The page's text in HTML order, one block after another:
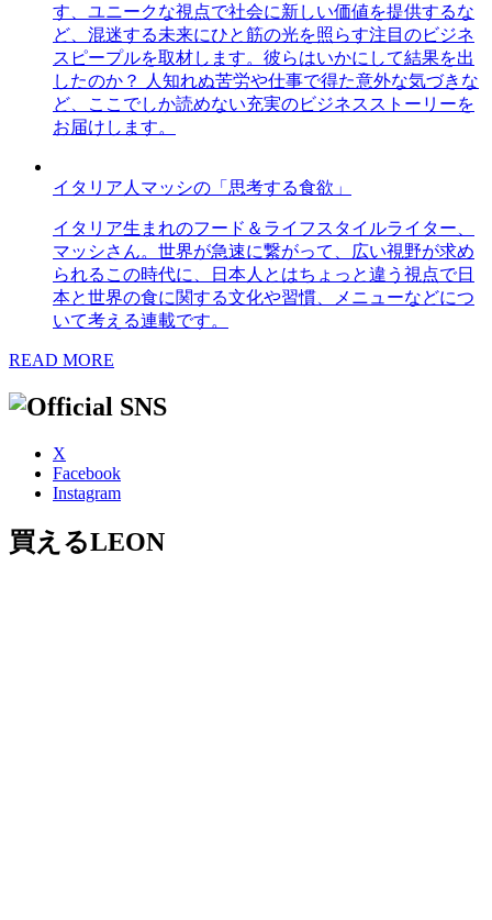
す、ユニークな視点で社会に新しい価値を提供するな
ど、混迷する未来にひと筋の光を照らす注目のビジネ
スピープルを取材します。彼らはいかにして結果を出
したのか？ 人知れぬ苦労や仕事で得た意外な気づきな
ど、ここでしか読めない充実のビジネスストーリーを
お届けします。
イタリア人マッシの「思考する食欲」
イタリア生まれのフード＆ライフスタイルライター、
マッシさん。世界が急速に繋がって、広い視野が求め
られるこの時代に、日本人とはちょっと違う視点で日
本と世界の食に関する文化や習慣、メニューなどにつ
いて考える連載です。
READ MORE
X
Facebook
Instagram
買えるLEON